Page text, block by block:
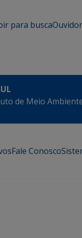
ir para busca
de Meio
Fale Conosco